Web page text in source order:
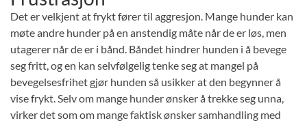
Det er velkjent at frykt fører til aggresjon. Mange hunder kan
møte andre hunder på en anstendig måte når de er løs, men
utagerer når de er i bånd. Båndet hindrer hunden i å bevege
seg fritt, og en kan selvfølgelig tenke seg at mangel på
bevegelsesfrihet gjør hunden så usikker at den begynner å
vise frykt. Selv om mange hunder ønsker å trekke seg unna,
virker det som om mange faktisk ønsker samhandling med